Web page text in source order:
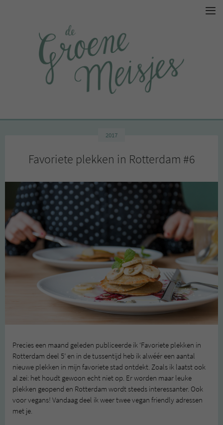
2017
Favoriete plekken in Rotterdam #6
Precies een maand geleden publiceerde ik ‘Favoriete plekken in
Rotterdam deel 5’ en in de tussentijd heb ik alwéér een aantal
nieuwe plekken in mijn favoriete stad ontdekt. Zoals ik laatst ook
al zei: het houdt gewoon echt niet op. Er worden maar leuke
plekken geopend en Rotterdam wordt steeds interessanter. Ook
voor vegans! Vandaag deel ik weer twee vegan friendly adressen
met je.